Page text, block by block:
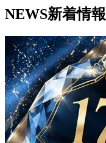
NEWS新着情報